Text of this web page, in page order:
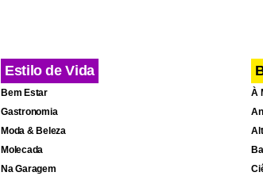
Estilo de Vida
Bem Estar
Gastronomia
Moda & Beleza
Molecada
Na Garagem
À